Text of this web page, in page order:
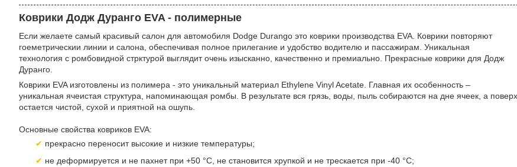
Коврики Додж Дуранго EVA - полимерные
Если желаете самый красивый салон для автомобиля Dodge Durango это коврики производства EVA. Коврики повторяют
гоеметрическии линии и салона, обеспечивая полное прилегание и удобство водителю и пассажирам. Уникальная
технология с ромбовидной стрктурой выглядит очень изысканно, качественно и премиально. Прекрасные коврики для Додж
Дуранго.
Коврики EVA изготовлены из полимера - это уникальный материал Ethylene Vinyl Acetate. Главная их особенность –
уникальная ячеистая структура, напоминающая ромбы. В результате вся грязь, воды, пыль собираются на дне ячеек, а
остается чистой, сухой и приятной на ошупь.
Основные свойства ковриков EVA:
прекрасно переносит высокие и низкие температуры;
не деформируется и не пахнет при +50 °С, не становится хрупкой и не трескается при -40 °С;